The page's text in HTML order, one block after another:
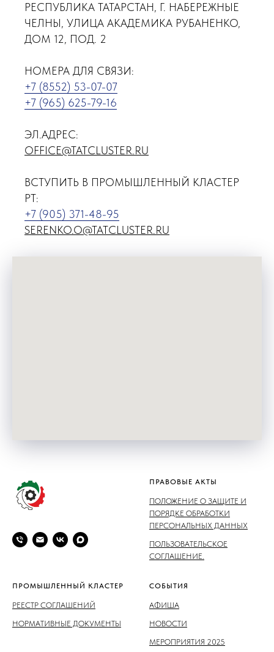
РЕСПУБЛИКА ТАТАРСТАН, Г. НАБЕРЕЖНЫЕ
ЧЕЛНЫ, УЛИЦА АКАДЕМИКА РУБАНЕНКО,
ДОМ 12, ПОД. 2
НОМЕРА ДЛЯ СВЯЗИ:
+7 (8552) 53-07-07
+7 (965) 625-79-16
ЭЛ.АДРЕС:
OFFICE@TATCLUSTER.RU
ВСТУПИТЬ В ПРОМЫШЛЕННЫЙ КЛАСТЕР
РТ:
+7 (905) 371-48-95
SERENKO.O@TATCLUSTER.RU
ПРАВОВЫЕ АКТЫ
ПОЛОЖЕНИЕ О ЗАЩИТЕ И
ПОРЯДКЕ ОБРАБОТКИ
ПЕРСОНАЛЬНЫХ ДАННЫХ
ПОЛЬЗОВАТЕЛЬСКОЕ
СОГЛАШЕНИЕ.
ПРОМЫШЛЕННЫЙ КЛАСТЕР
РЕЕСТР СОГЛАШЕНИЙ
НОРМАТИВНЫЕ ДОКУМЕНТЫ
СОБЫТИЯ
АФИША
НОВОСТИ
МЕРОПРИЯТИЯ 2025